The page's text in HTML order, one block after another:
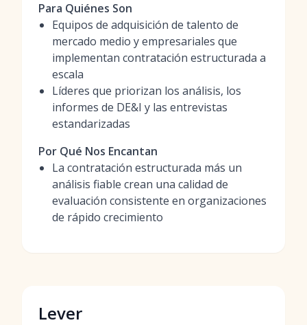
Para Quiénes Son
Equipos de adquisición de talento de
mercado medio y empresariales que
implementan contratación estructurada a
escala
Líderes que priorizan los análisis, los
informes de DE&I y las entrevistas
estandarizadas
Por Qué Nos Encantan
La contratación estructurada más un
análisis fiable crean una calidad de
evaluación consistente en organizaciones
de rápido crecimiento
Lever